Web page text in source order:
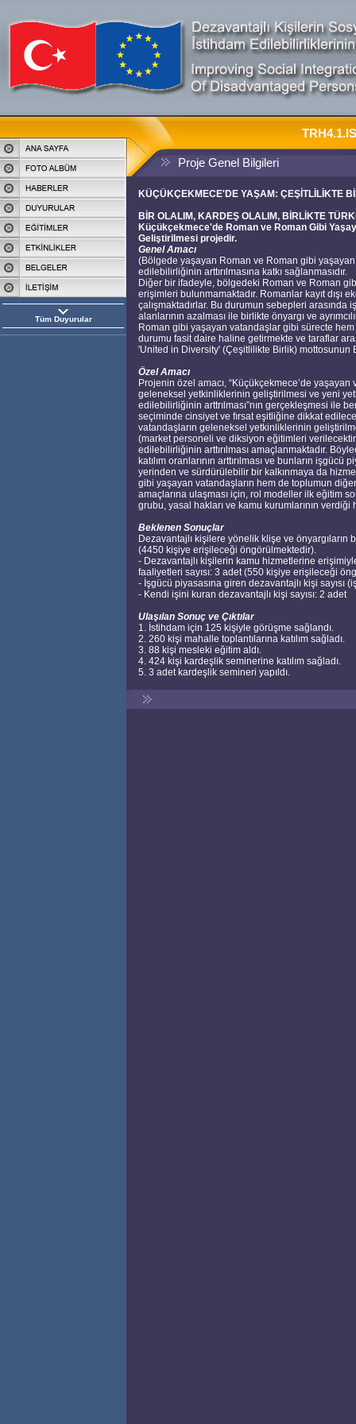
Tüm Duyurular
Proje Genel Bilgileri
KÜÇÜKÇEKMECE'DE YAŞAM: ÇEŞİTLİLİKTE
BİR OLALIM, KARDEŞ OLALIM, BİRLİKTE
Küçükçekmece'de Roman ve Roman Gibi
Geliştirilmesi projedir.
Genel Amacı
(Bölgede yaşayan Roman ve Roman gibi
edilebilirliğinin arttırılmasına katkı sağlanmasıdır.
Diğer bir ifadeyle, bölgedeki Roman ve Roman
erişimleri bulunmamaktadır. Romanlar kayıt
çalışmaktadırlar. Bu durumun sebepleri
alanlarının azalması ile birlikte önyargı ve
Roman gibi yaşayan vatandaşlar gibi sürecte
durumu fasit daire haline getirmekte ve taraflar
'United in Diversity' (Çeşitlilikte Birlik) mottosunun
Özel Amacı
Projenin özel amacı, “Küçükçekmece’de
geleneksel yetkinliklerinin geliştirilmesi ve yeni
edilebilirliğinin arttrılması”nın gerçekleşmesi ile
seçiminde cinsiyet ve fırsat eşitliğine dikkat
vatandaşların geleneksel yetkinliklerinin
(market personeli ve diksiyon eğitimleri
edilebilirliğinin arttırılması amaçlanmaktadır.
katılım oranlarının arttırılması ve bunların
yerinden ve sürdürülebilir bir kalkınmaya da
gibi yaşayan vatandaşların hem de toplumun
amaçlarına ulaşması için, rol modeller ilk eğitim
grubu, yasal hakları ve kamu kurumlarının
Beklenen Sonuçlar
Dezavantajlı kişilere yönelik klişe ve önyargıların
(4450 kişiye erişileceği öngörülmektedir).
- Dezavantajlı kişilerin kamu hizmetlerine
faaliyetleri sayısı: 3 adet (550 kişiye erişileceği
- İşgücü piyasasına giren dezavantajlı kişi
- Kendi işini kuran dezavantajlı kişi sayısı: 2 adet
Ulaşılan Sonuç ve Çıktılar
1. İstihdam için 125 kişiyle görüşme sağlandı.
2. 260 kişi mahalle toplantılarına katılım sağladı.
3. 88 kişi mesleki eğitim aldı.
4. 424 kişi kardeşlik seminerine katılım sağladı.
5. 3 adet kardeşlik semineri yapıldı.